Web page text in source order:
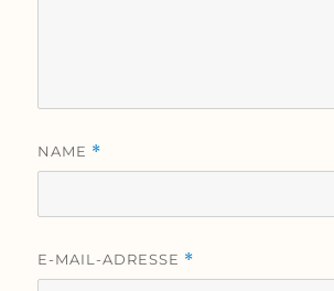
NAME *
E-MAIL-ADRESSE *